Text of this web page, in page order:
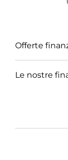
Offerte
Le nostre